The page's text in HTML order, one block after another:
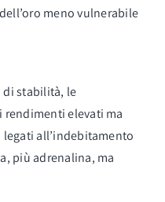
meno vulnerabile
di stabilità, le
elevati ma
all’indebitamento
più adrenalina, ma